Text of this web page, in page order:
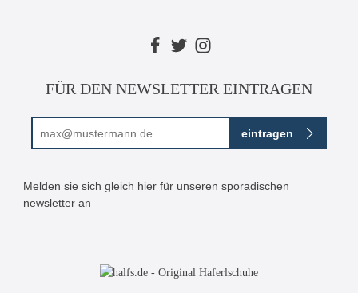
FÜR DEN NEWSLETTER EINTRAGEN
eintragen
einverstanden.
Melden sie sich gleich hier für unseren sporadischen
newsletter an